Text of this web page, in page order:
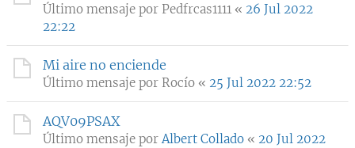
Último mensaje por Pedfrcas1111 « 26 Jul 2022
22:22
Mi aire no enciende
Último mensaje por Rocío « 25 Jul 2022 22:52
AQV09PSAX
Último mensaje porAlbert Collado « 20 Jul 2022